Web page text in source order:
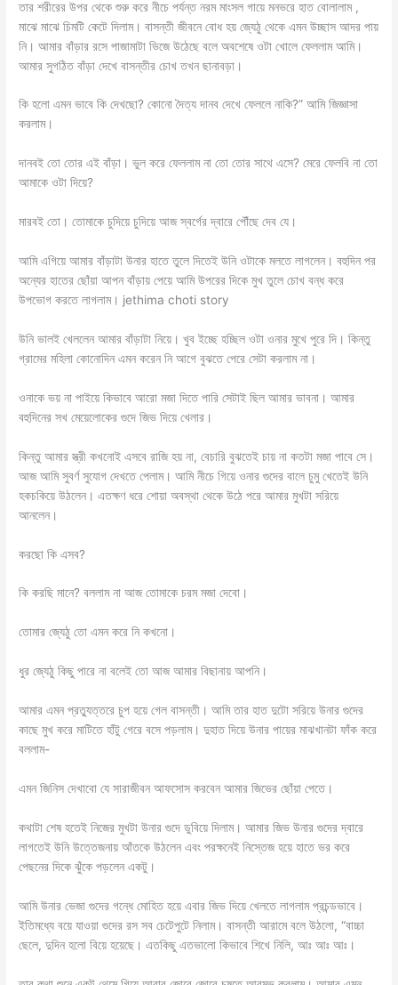
তার শরীরের উপর থেকে শুরু করে নীচে পর্যন্ত নরম মাংসল গায়ে মনভরে হাত বোলালাম ,
মাঝে মাঝে চিমটি কেটে দিলাম। বাসন্তী জীবনে বোধ হয় জ্যেঠু থেকে এমন উচ্ছাস আদর পায়
নি। আমার বাঁড়ার রসে পাজামাটা ভিজে উঠেছে বলে অবশেষে ওটা খোলে ফেললাম আমি।
আমার সুগঠিত বাঁড়া দেখে বাসন্তীর চোখ তখন ছানাবড়া।
কি হলো এমন ভাবে কি দেখছো? কোনো দৈত্য দানব দেখে ফেললে নাকি?” আমি জিজ্ঞাসা
করলাম।
দানবই তো তোর এই বাঁড়া। ভুল করে ফেললাম না তো তোর সাথে এসে? মেরে ফেলবি না তো
আমাকে ওটা দিয়ে?
মারবই তো। তোমাকে চুদিয়ে চুদিয়ে আজ স্বর্গের দ্বারে পৌঁছে দেব যে।
আমি এগিয়ে আমার বাঁড়াটা উনার হাতে তুলে দিতেই উনি ওটাকে মলতে লাগলেন। বহুদিন পর
অন্যের হাতের ছোঁয়া আপন বাঁড়ায় পেয়ে আমি উপরের দিকে মুখ তুলে চোখ বন্ধ করে
উপভোগ করতে লাগলাম। jethima choti story
উনি ভালই খেললেন আমার বাঁড়াটা নিয়ে। খুব ইচ্ছে হচ্ছিল ওটা ওনার মুখে পুরে দি। কিন্তু
গ্রামের মহিলা কোনোদিন এমন করেন নি আগে বুঝতে পেরে সেটা করলাম না।
ওনাকে ভয় না পাইয়ে কিভাবে আরো মজা দিতে পারি সেটাই ছিল আমার ভাবনা। আমার
বহুদিনের সখ মেয়েলোকের গুদে জিভ দিয়ে খেলার।
কিন্তু আমার স্ত্রী কখনোই এসবে রাজি হয় না, বেচারি বুঝতেই চায় না কতটা মজা পাবে সে।
আজ আমি সুবর্ণ সুযোগ দেখতে পেলাম। আমি নীচে গিয়ে ওনার গুদের বালে চুমু খেতেই উনি
হকচকিয়ে উঠলেন। এতক্ষণ ধরে শোয়া অবস্থা থেকে উঠে পরে আমার মুখটা সরিয়ে
আনলেন।
করছো কি এসব?
কি করছি মানে? বললাম না আজ তোমাকে চরম মজা দেবো।
তোমার জ্যেঠু তো এমন করে নি কখনো।
ধুর জ্যেঠু কিছু পারে না বলেই তো আজ আমার বিছানায় আপনি।
আমার এমন প্রত্যুত্তরে চুপ হয়ে গেল বাসন্তী। আমি তার হাত দুটো সরিয়ে উনার গুদের
কাছে মুখ করে মাটিতে হাঁটু গেরে বসে পড়লাম। দুহাত দিয়ে উনার পায়ের মাঝখানটা ফাঁক করে
বললাম-
এমন জিনিস দেখাবো যে সারাজীবন আফসোস করবেন আমার জিভের ছোঁয়া পেতে।
কথাটা শেষ হতেই নিজের মুখটা উনার গুদে ডুবিয়ে দিলাম। আমার জিভ উনার গুদের দ্বারে
লাগতেই উনি উত্তেজনায় আঁতকে উঠলেন এবং পরক্ষনেই নিস্তেজ হয়ে হাতে ভর করে
পেছনের দিকে ঝুঁকে পড়লেন একটু।
আমি উনার ভেজা গুদের গন্ধে মোহিত হয়ে এবার জিভ দিয়ে খেলতে লাগলাম প্রচন্ডভাবে।
ইতিমধ্যে বয়ে যাওয়া গুদের রস সব চেটেপুটে নিলাম। বাসন্তী আরামে বলে উঠলো, “বাচ্চা
ছেলে, দুদিন হলো বিয়ে হয়েছে। এতকিছু এতভালো কিভাবে শিখে নিলি, আঃ আঃ আঃ।